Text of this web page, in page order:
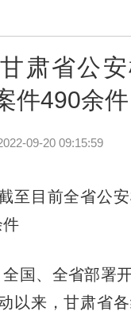
肃省公
件490余件
09-20 09:15:59
至目前全省公
、全省部署开
以来，甘肃省